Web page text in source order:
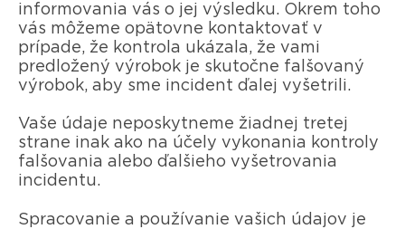
informovania vás o jej výsledku. Okrem toho
vás môžeme opätovne kontaktovať v
prípade, že kontrola ukázala, že vami
predložený výrobok je skutočne falšovaný
výrobok, aby sme incident ďalej vyšetrili.
Vaše údaje neposkytneme žiadnej tretej
strane inak ako na účely vykonania kontroly
falšovania alebo ďalšieho vyšetrovania
incidentu.
Spracovanie a používanie vašich údajov je